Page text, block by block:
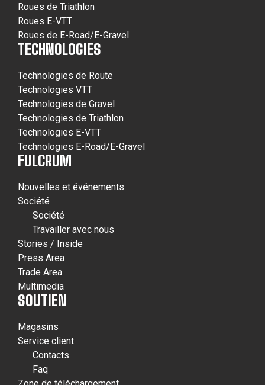
Roues de Triathlon
Roues E-VTT
Roues de E-Road/E-Gravel
TECHNOLOGIES
Technologies de Route
Technologies VTT
Technologies de Gravel
Technologies de Triathlon
Technologies E-VTT
Technologies E-Road/E-Gravel
FULCRUM
Nouvelles et événements
Société
Société
Travailler avec nous
Stories / Inside
Press Area
Trade Area
Multimedia
SOUTIEN
Magasins
Service client
Contacts
Faq